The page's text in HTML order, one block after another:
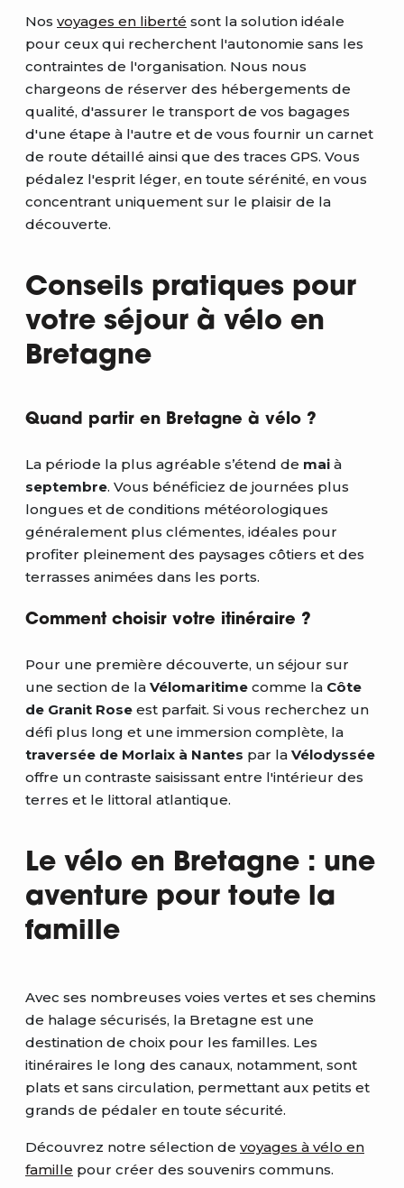
Nos voyages en liberté sont la solution idéale
pour ceux qui recherchent l'autonomie sans les
contraintes de l'organisation. Nous nous
chargeons de réserver des hébergements de
qualité, d'assurer le transport de vos bagages
d'une étape à l'autre et de vous fournir un carnet
de route détaillé ainsi que des traces GPS. Vous
pédalez l'esprit léger, en toute sérénité, en vous
concentrant uniquement sur le plaisir de la
découverte.
Conseils pratiques pour
votre séjour à vélo en
Bretagne
Quand partir en Bretagne à vélo ?
La période la plus agréable s’étend de mai à
septembre. Vous bénéficiez de journées plus
longues et de conditions météorologiques
généralement plus clémentes, idéales pour
profiter pleinement des paysages côtiers et des
terrasses animées dans les ports.
Comment choisir votre itinéraire ?
Pour une première découverte, un séjour sur
une section de la Vélomaritime comme la Côte
de Granit Rose est parfait. Si vous recherchez un
défi plus long et une immersion complète, la
traversée de Morlaix à Nantes par la Vélodyssée
offre un contraste saisissant entre l'intérieur des
terres et le littoral atlantique.
Le vélo en Bretagne : une
aventure pour toute la
famille
Avec ses nombreuses voies vertes et ses chemins
de halage sécurisés, la Bretagne est une
destination de choix pour les familles. Les
itinéraires le long des canaux, notamment, sont
plats et sans circulation, permettant aux petits et
grands de pédaler en toute sécurité.
Découvrez notre sélection de voyages à vélo en
famille pour créer des souvenirs communs.